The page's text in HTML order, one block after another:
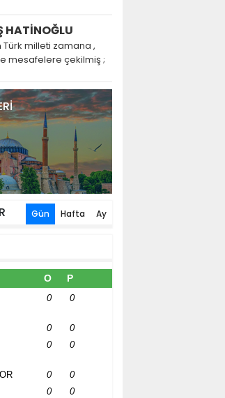
HATİNOĞLU
Türk milleti zamana ,
mesafelere çekilmiş ;
Gün Hafta Ay
O P
0 0
0
0
0 0
0
0
0
0